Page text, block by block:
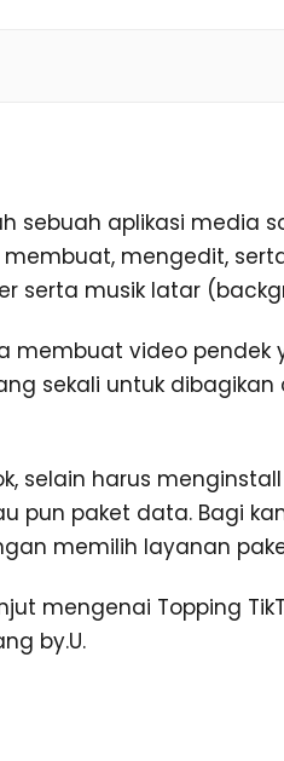
sebuah aplikasi media
mengedit,
serta musik latar
membuat video
sekali untuk dibagikan
selain harus
pun paket data. Bagi
memilih layanan
mengenai Topping
by.U.